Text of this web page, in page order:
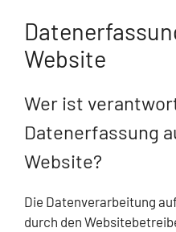
Website
Wer ist
Datenerfassung
Website?
Die Datenverarbeitung
durch den